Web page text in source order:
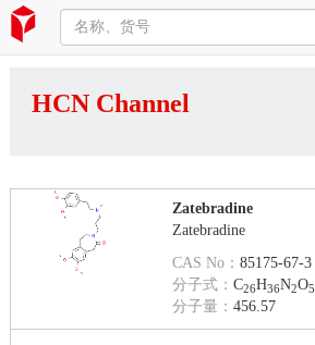
HCN Channel
Zatebradine
Zatebradine
CAS No：85175-67-3
分子式：C26H36N2O5
分子量：456.57